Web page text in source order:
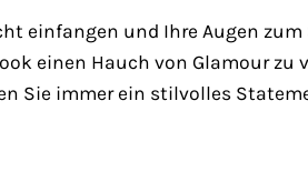
einfangen und Ihre Augen
einen Hauch von Glamour zu
Sie immer ein stilvolles